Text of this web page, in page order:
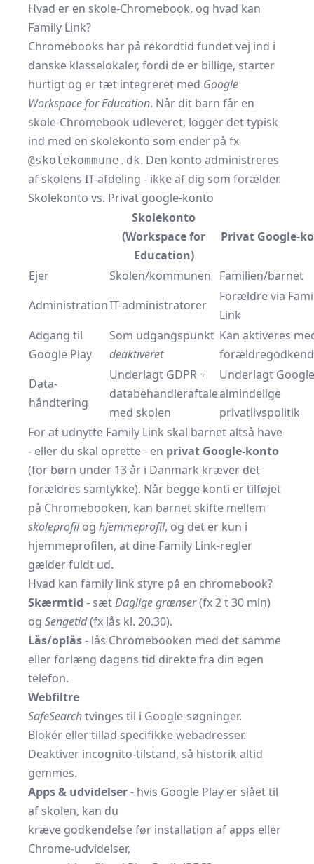
Hvad er en skole‑Chromebook, og hvad kan
Family Link?
Chromebooks har på rekordtid fundet vej ind i
danske klasselokaler, fordi de er billige, starter
hurtigt og er tæt integreret med Google
Workspace for Education. Når dit barn får en
skole-Chromebook udleveret, logger det typisk
ind med en skolekonto som ender på fx
@skolekommune.dk. Den konto administreres
af skolens IT-afdeling - ikke af dig som forælder.
Skolekonto vs. Privat google-konto
Skolekonto
(Workspace for
Education)
Privat Google-
Ejer Skolen/kommunen
Familien/barnet
AdministrationIT-administratorer
Forældre via
Link
Adgang til
Google Play
Som udgangspunkt
deaktiveret
Kan aktiveres
Data-
håndtering
Underlagt GDPR +
databehandleraftale
med skolen
Underlagt
almindelige
privatlivspolitik
For at udnytte Family Link skal barnet altså have
- eller du skal oprette - en privat Google-konto
(for børn under 13 år i Danmark kræver det
forældres samtykke). Når begge konti er tilføjet
på Chromebooken, kan barnet skifte mellem
skoleprofilog hjemmeprofil, og det er kun i
hjemmeprofilen, at dine Family Link-regler
gælder fuldt ud.
Hvad kan family link styre på en chromebook?
Skærmtid - sætDaglige grænser(fx 2 t 30 min)
og Sengetid(fx lås kl. 20.30).
Lås/oplås- lås Chromebooken med det samme
eller forlæng dagens tid direkte fra din egen
telefon.
Webfiltre
SafeSearchtvinges til i Google-søgninger.
Blokér eller tillad specifikke webadresser.
Deaktiver incognito-tilstand, så historik altid
gemmes.
Apps & udvidelser- hvis Google Play er slået til
af skolen, kan du
kræve godkendelse før installation af apps eller
Chrome-udvidelser,